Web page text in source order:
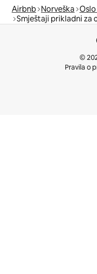
Airbnb Norveška
Smještaji prikladni za
©
Pravila o